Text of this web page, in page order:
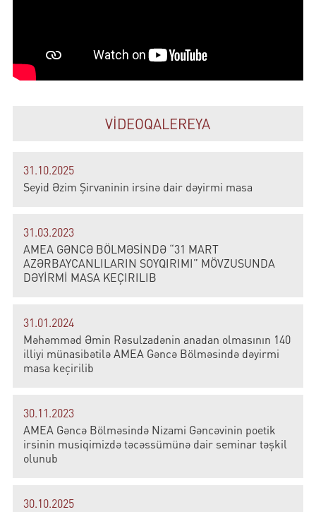
VİDEOQALEREYA
31.10.2025
Seyid Əzim Şirvaninin irsinə dair dəyirmi masa
31.03.2023
AMEA GƏNCƏ BÖLMƏSİNDƏ “31 MART
AZƏRBAYCANLILARIN SOYQIRIMI” MÖVZUSUNDA
DƏYİRMİ MASA KEÇIRILIB
31.01.2024
Məhəmməd Əmin Rəsulzadənin anadan olmasının 140
illiyi münasibətilə AMEA Gəncə Bölməsində dəyirmi
masa keçirilib
30.11.2023
AMEA Gəncə Bölməsində Nizami Gəncəvinin poetik
irsinin musiqimizdə təcəssümünə dair seminar təşkil
olunub
30.10.2025